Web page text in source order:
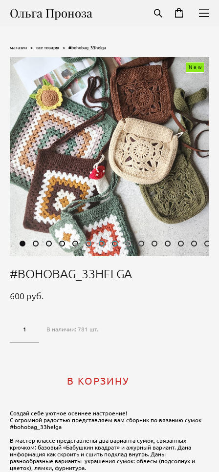
Ольга Проноза
магазин > все товары > #bohobag_33helga
New
#BOHOBAG_33HELGA
600 pуб.
В наличии: 781 шт.
В КОРЗИНУ
Создай себе уютное осеннее настроение!
С огромной радостью представляем вам сборник по вязанию сумок
#bohobag_33helga
В мастер классе представлены два варианта сумок, связанных
крючком: базовый «Бабушкин квадрат» и ажурный вариант. Дана
информация как скроить и сшить подклад внутрь. Даны
разнообразные варианты украшения сумок: обвесы (подсолнух и
цветок), лямки, фурнитура.